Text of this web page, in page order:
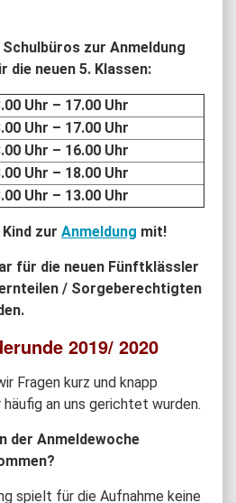
zur Anmeldung
die neuen 5. Klassen:
Uhr – 17.00 Uhr
Uhr – 17.00 Uhr
Uhr – 16.00 Uhr
Uhr – 18.00 Uhr
Uhr – 13.00 Uhr
zur Anmeldung mit!
für die neuen Fünftklässler
/ Sorgeberechtigten
2019/ 2020
Fragen kurz und knapp
an uns gerichtet wurden.
Anmeldewoche
spielt für die Aufnahme keine